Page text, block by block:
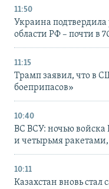
11:50
Украина
области РФ – почти в
11:15
Трамп заявил, что в
боеприпасов»
10:40
ВС ВСУ: ночью войска
и четырьмя
10:11
Казахстан вновь